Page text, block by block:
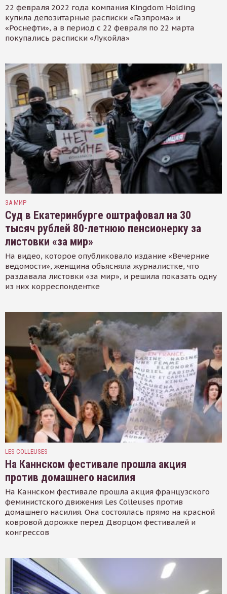
22 февраля 2022 года компания Kingdom Holding
купила депозитарные расписки «Газпрома» и
«Роснефти», а в период с 22 февраля по 22 марта
покупались расписки «Лукойла»
ЗА МИР
Суд в Екатеринбурге оштрафовал на 30
тысяч рублей 80-летнюю пенсионерку за
листовки «за мир»
На видео, которое опубликовало издание «Вечерние
ведомости», женщина объясняла журналистке, что
раздавала листовки «за мир», и решила показать одну
из них корреспондентке
LES COLLEUSES
На Каннском фестивале прошла акция
против домашнего насилия
На Каннском фестивале прошла акция французского
феминистского движения Les Colleuses против
домашнего насилия. Она состоялась прямо на красной
ковровой дорожке перед Дворцом фестивалей и
конгрессов